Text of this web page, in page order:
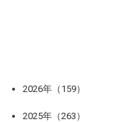
2026年（159）
2025年（263）